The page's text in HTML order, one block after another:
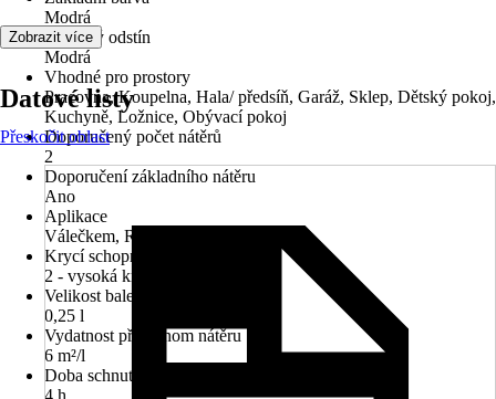
Modrá
Barevný odstín
Modrá
Vhodné pro prostory
Pracovna, Koupelna, Hala/ předsíň, Garáž, Sklep, Dětský pokoj,
Kuchyně, Ložnice, Obývací pokoj
Doporučený počet nátěrů
2
Doporučení základního nátěru
Ano
Aplikace
Válečkem, Rozprašováním, Štětcem
Krycí schopnost
2 - vysoká krycí síla
Velikost balení
0,25 l
Vydatnost při jednom nátěru
6 m²/l
Doba schnutí cca
4 h
Zobrazit více
Datové listy
Přeskočit oblast